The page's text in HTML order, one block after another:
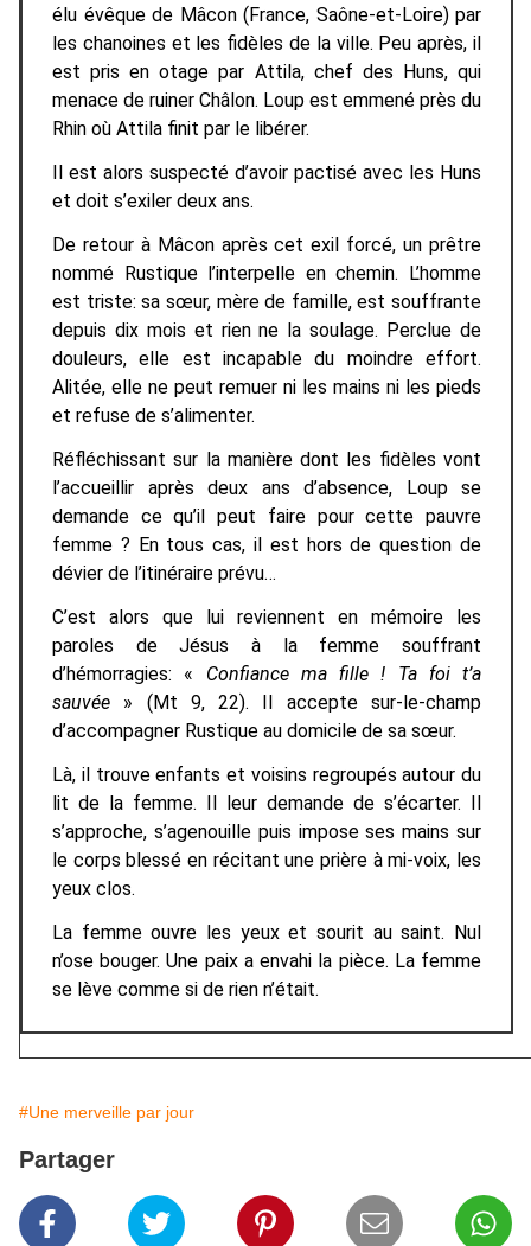
élu évêque de Mâcon (France, Saône-et-Loire) par
les chanoines et les fidèles de la ville. Peu après, il
est pris en otage par Attila, chef des Huns, qui
menace de ruiner Châlon. Loup est emmené près du
Rhin où Attila finit par le libérer.
Il est alors suspecté d’avoir pactisé avec les Huns
et doit s’exiler deux ans.
De retour à Mâcon après cet exil forcé, un prêtre
nommé Rustique l’interpelle en chemin. L’homme
est triste: sa sœur, mère de famille, est souffrante
depuis dix mois et rien ne la soulage. Perclue de
douleurs, elle est incapable du moindre effort.
Alitée, elle ne peut remuer ni les mains ni les pieds
et refuse de s’alimenter.
Réfléchissant sur la manière dont les fidèles vont
l’accueillir après deux ans d’absence, Loup se
demande ce qu’il peut faire pour cette pauvre
femme ? En tous cas, il est hors de question de
dévier de l’itinéraire prévu…
C’est alors que lui reviennent en mémoire les
paroles de Jésus à la femme souffrant
d’hémorragies: «
Confiance ma fille ! Ta foi t’a
sauvée
» (Mt 9, 22). Il accepte sur-le-champ
d’accompagner Rustique au domicile de sa sœur.
Là, il trouve enfants et voisins regroupés autour du
lit de la femme. Il leur demande de s’écarter. Il
s’approche, s’agenouille puis impose ses mains sur
le corps blessé en récitant une prière à mi-voix, les
yeux clos.
La femme ouvre les yeux et sourit au saint. Nul
n’ose bouger. Une paix a envahi la pièce. La femme
se lève comme si de rien n’était.
#Une merveille par jour
Partager